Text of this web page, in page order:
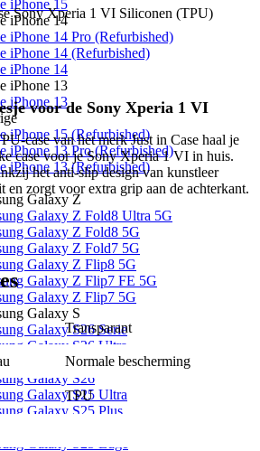
iPhone 15
iPhone 14
iPhone 14 Pro (Refurbished)
iPhone 14 (Refurbished)
iPhone 14
iPhone 13
iPhone 13
iPhone 15 (Refurbished)
iPhone 13 Pro (Refurbished)
iPhone 13 (Refurbished)
Galaxy Z
Galaxy Z Fold8 Ultra 5G
Galaxy Z Fold8 5G
Galaxy Z Fold7 5G
Galaxy Z Flip8 5G
Galaxy Z Flip7 FE 5G
Galaxy Z Flip7 5G
Galaxy S
Galaxy S26 Serie
Galaxy S26 Ultra
Galaxy S26 Plus
Galaxy S26
Galaxy S25 Ultra
Galaxy S25 Plus
Galaxy S25 FE
Sony Xperia 1 VI Siliconen (TPU)
voor de Sony Xperia 1 VI
case van het merk Just in Case haal je
case voor je Sony Xperia 1 VI in huis.
het anti-slip design van kunstleer
en zorgt voor extra grip aan de achterkant.
het hoesje ook gemakkelijker schokken
hoesje een perfecte pasvorm voor jouw
nodig. Het beeldscherm is niet
een screenprotector.
1 VI
en deukjes
Transparant
Normale bescherming
TPU